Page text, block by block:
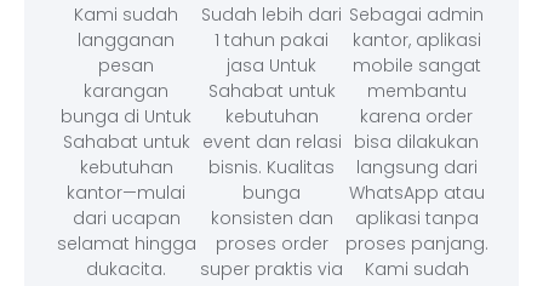
Kami sudah
langganan
pesan
karangan
bunga di Untuk
Sahabat untuk
kebutuhan
kantor—mulai
dari ucapan
selamat hingga
dukacita.
Sudah lebih dari
1 tahun pakai
jasa Untuk
Sahabat untuk
kebutuhan
event dan relasi
bisnis. Kualitas
bunga
konsisten dan
proses order
super praktis via
Sebagai admin
kantor, aplikasi
mobile sangat
membantu
karena order
bisa dilakukan
langsung dari
WhatsApp atau
aplikasi tanpa
proses panjang.
Kami sudah